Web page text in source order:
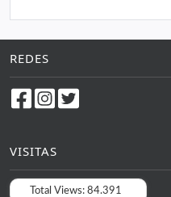
REDES
VISITAS
Total Views:84.391